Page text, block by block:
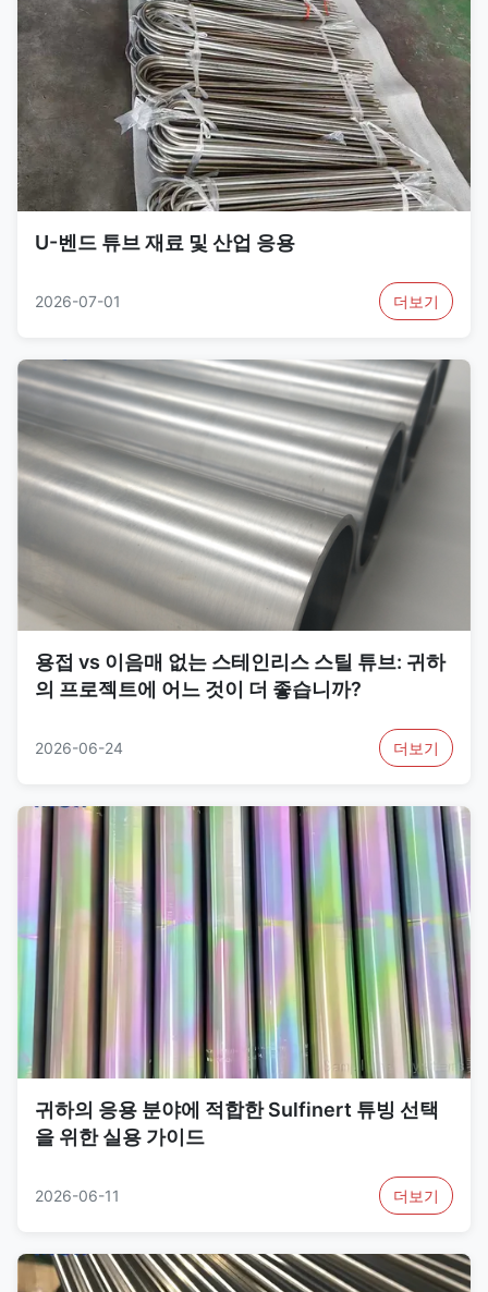
U-벤드 튜브 재료 및 산업 응용
2026-07-01 더보기
용접 vs 이음매 없는 스테인리스 스틸 튜브: 귀하
의 프로젝트에 어느 것이 더 좋습니까?
2026-06-24 더보기
귀하의 응용 분야에 적합한 Sulfinert 튜빙 선택
을 위한 실용 가이드
2026-06-11 더보기